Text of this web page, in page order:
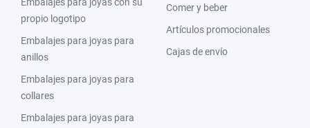
propio logotipo
Embalajes para joyas para
anillos
Embalajes para joyas para
collares
Embalajes para joyas para
Comer y beber
Artículos promocionales
Cajas de envío